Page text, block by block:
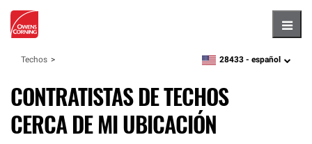
Techos zipcode,language
28433 - español
CONTRATISTAS DE TECHOS
CERCA DE MI UBICACIÓN